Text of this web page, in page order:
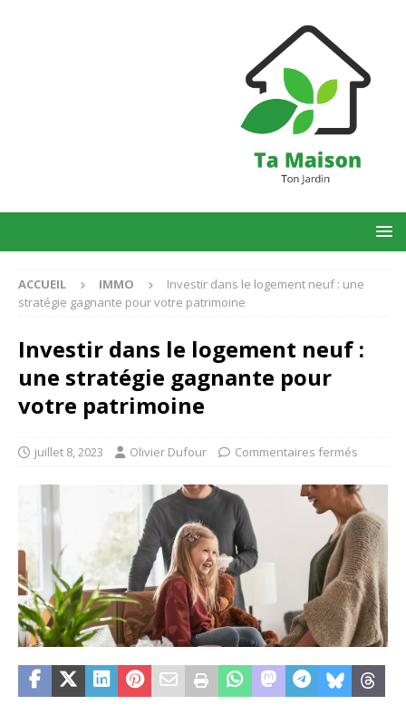
ACCUEIL IMMO
Investir dans le logement neuf : une
stratégie gagnante pour votre patrimoine
Investir dans le logement neuf :
une stratégie gagnante pour
votre patrimoine
juillet 8, 2023 Olivier Dufour Commentaires fermés